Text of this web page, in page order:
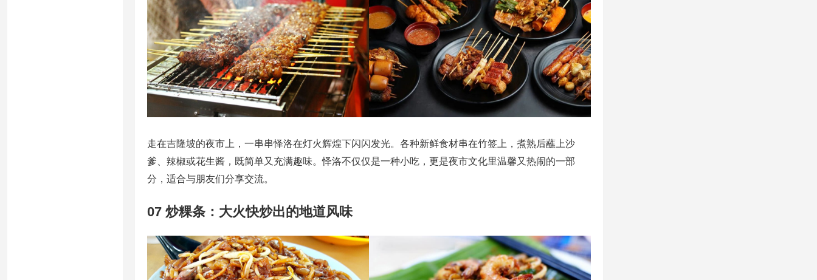
走在吉隆坡的夜市上，一串串怿洛在灯火辉煌下闪闪发光。各种新鲜食材串在竹签上，煮熟后蘸上沙
爹、辣椒或花生酱，既简单又充满趣味。怿洛不仅仅是一种小吃，更是夜市文化里温馨又热闹的一部
分，适合与朋友们分享交流。
07 炒粿条：大火快炒出的地道风味